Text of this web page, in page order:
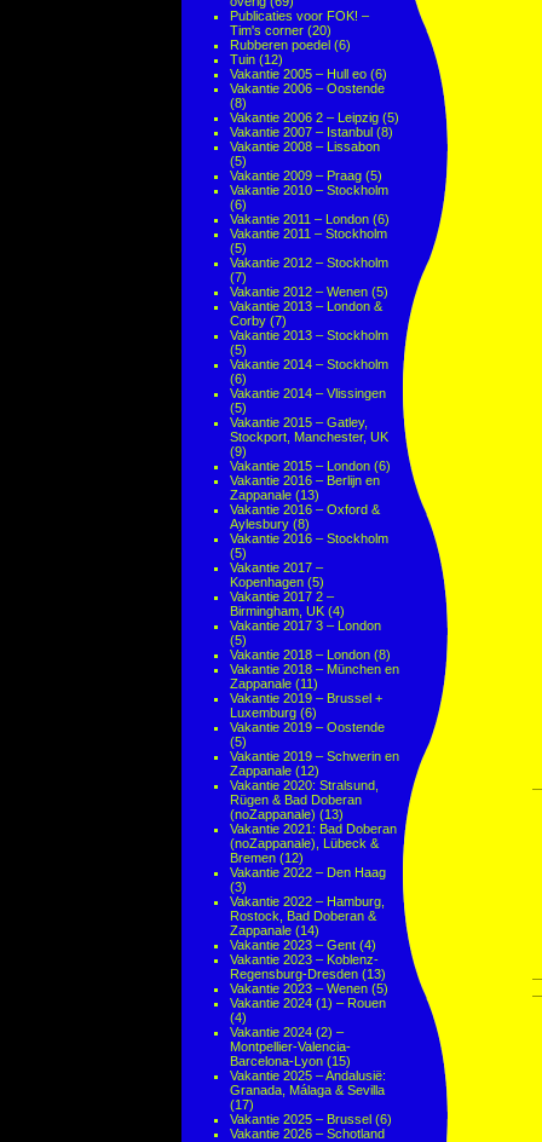
Publicaties voor FOK! –
Tim's corner (20)
Rubberen poedel (6)
Tuin (12)
Vakantie 2005 – Hull eo (6)
Vakantie 2006 – Oostende
(8)
Vakantie 2006 2 – Leipzig (5)
Vakantie 2007 – Istanbul (8)
Vakantie 2008 – Lissabon
(5)
Vakantie 2009 – Praag (5)
Vakantie 2010 – Stockholm
(6)
Vakantie 2011 – London (6)
Vakantie 2011 – Stockholm
(5)
Vakantie 2012 – Stockholm
(7)
Vakantie 2012 – Wenen (5)
Vakantie 2013 – London &
Corby (7)
Vakantie 2013 – Stockholm
(5)
Vakantie 2014 – Stockholm
(6)
Vakantie 2014 – Vlissingen
(5)
Vakantie 2015 – Gatley,
Stockport, Manchester, UK
(9)
Vakantie 2015 – London (6)
Vakantie 2016 – Berlijn en
Zappanale (13)
Vakantie 2016 – Oxford &
Aylesbury (8)
Vakantie 2016 – Stockholm
(5)
Vakantie 2017 –
Kopenhagen (5)
Vakantie 2017 2 –
Birmingham, UK (4)
Vakantie 2017 3 – London
(5)
Vakantie 2018 – London (8)
Vakantie 2018 – München en
Zappanale (11)
Vakantie 2019 – Brussel +
Luxemburg (6)
Vakantie 2019 – Oostende
(5)
Vakantie 2019 – Schwerin en
Zappanale (12)
Vakantie 2020: Stralsund,
Rügen & Bad Doberan
(noZappanale) (13)
Vakantie 2021: Bad Doberan
(noZappanale), Lübeck &
Bremen (12)
Vakantie 2022 – Den Haag
(3)
Vakantie 2022 – Hamburg,
Rostock, Bad Doberan &
Zappanale (14)
Vakantie 2023 – Gent (4)
Vakantie 2023 – Koblenz-
Regensburg-Dresden (13)
Vakantie 2023 – Wenen (5)
Vakantie 2024 (1) – Rouen
(4)
Vakantie 2024 (2) –
Montpellier-Valencia-
Barcelona-Lyon (15)
Vakantie 2025 – Andalusië:
Granada, Málaga & Sevilla
(17)
Vakantie 2025 – Brussel (6)
Vakantie 2026 – Schotland